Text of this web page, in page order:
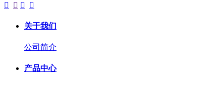
   
关于我们
公司简介
产品中心